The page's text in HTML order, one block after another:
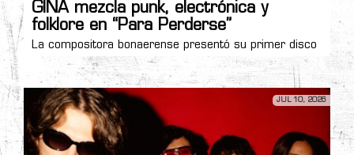
GINA mezcla punk, electrónica y
folklore en “Para Perderse”
La compositora bonaerense presentó su primer disco
JUL 10, 2026